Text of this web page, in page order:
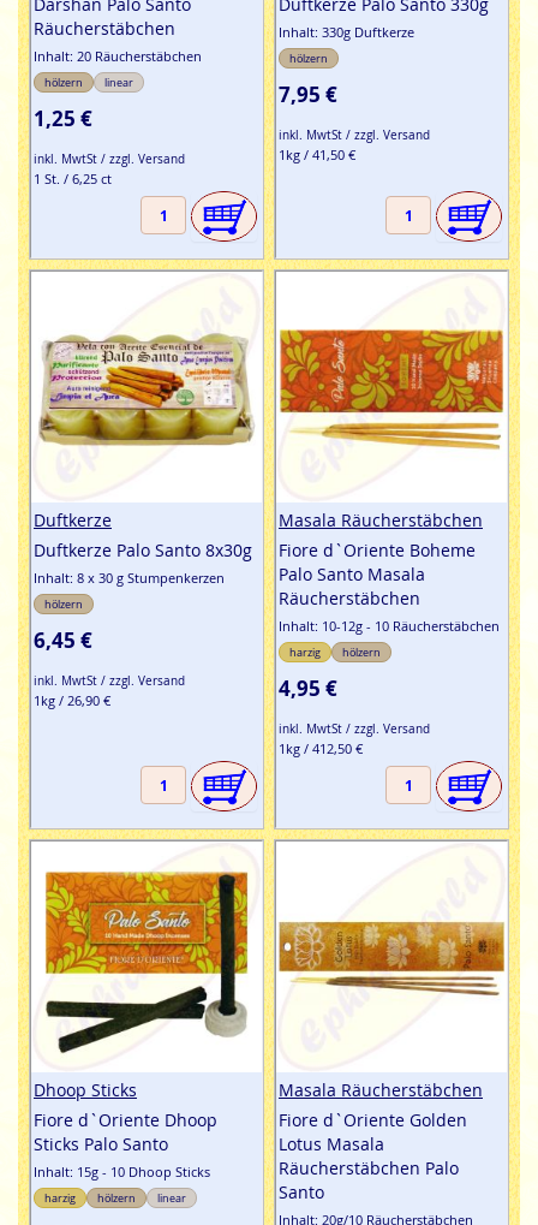
Räucherstäbchen
Inhalt: 20 Räucherstäbchen
hölzern linear
1,25 €
inkl. MwtSt / zzgl. Versand
1 St. / 6,25 ct
Inhalt: 330g Duftkerze
hölzern
7,95 €
inkl. MwtSt / zzgl. Versand
1kg / 41,50 €
Duftkerze
Duftkerze Palo Santo 8x30g
Inhalt: 8 x 30 g Stumpenkerzen
hölzern
6,45 €
inkl. MwtSt / zzgl. Versand
1kg / 26,90 €
Masala Räucherstäbchen
Fiore d`Oriente Boheme
Palo Santo Masala
Räucherstäbchen
Inhalt: 10-12g - 10 Räucherstäbchen
harzig hölzern
4,95 €
inkl. MwtSt / zzgl. Versand
1kg / 412,50 €
Dhoop Sticks
Fiore d`Oriente Dhoop
Sticks Palo Santo
Inhalt: 15g - 10 Dhoop Sticks
harzig hölzern linear
Masala Räucherstäbchen
Fiore d`Oriente Golden
Lotus Masala
Räucherstäbchen Palo
Santo
Inhalt: 20g/10 Räucherstäbchen